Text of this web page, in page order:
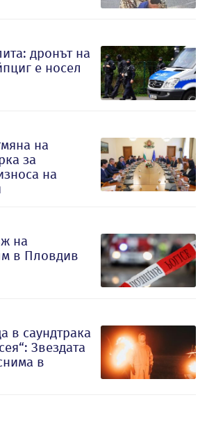
дронът на
е носел
на
за
на
на
в Пловдив
в саундтрака
Звездата
в